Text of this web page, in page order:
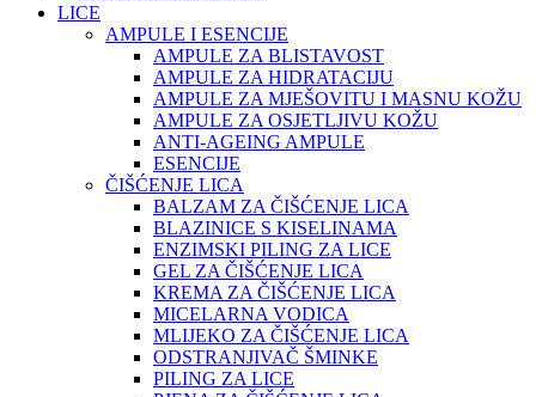
LICE
AMPULE I ESENCIJE
AMPULE ZA BLISTAVOST
AMPULE ZA HIDRATACIJU
AMPULE ZA MJEŠOVITU I MASNU KOŽU
AMPULE ZA OSJETLJIVU KOŽU
ANTI-AGEING AMPULE
ESENCIJE
ČIŠĆENJE LICA
BALZAM ZA ČIŠĆENJE LICA
BLAZINICE S KISELINAMA
ENZIMSKI PILING ZA LICE
GEL ZA ČIŠĆENJE LICA
KREMA ZA ČIŠĆENJE LICA
MICELARNA VODICA
MLIJEKO ZA ČIŠĆENJE LICA
ODSTRANJIVAČ ŠMINKE
PILING ZA LICE